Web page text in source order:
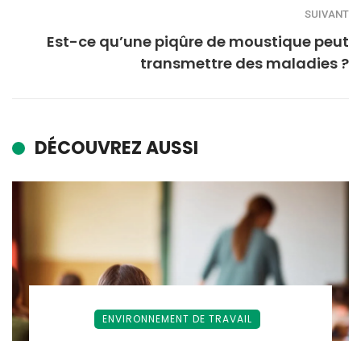
SUIVANT
Est-ce qu’une piqûre de moustique peut
transmettre des maladies ?
DÉCOUVREZ AUSSI
ENVIRONNEMENT DE TRAVAIL